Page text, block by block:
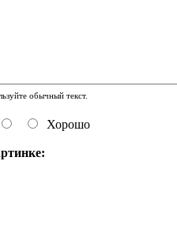
обычный текст.
Хорошо